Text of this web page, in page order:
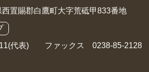
置賜郡白鷹町大字荒砥甲833番地
代表) ファックス 0238-85-2128